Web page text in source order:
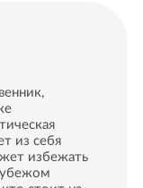
из себя
избежать